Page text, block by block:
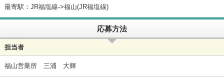
最寄駅：JR福塩線->福山(JR福塩線)
応募方法
担当者
福山営業所 三浦 大輝